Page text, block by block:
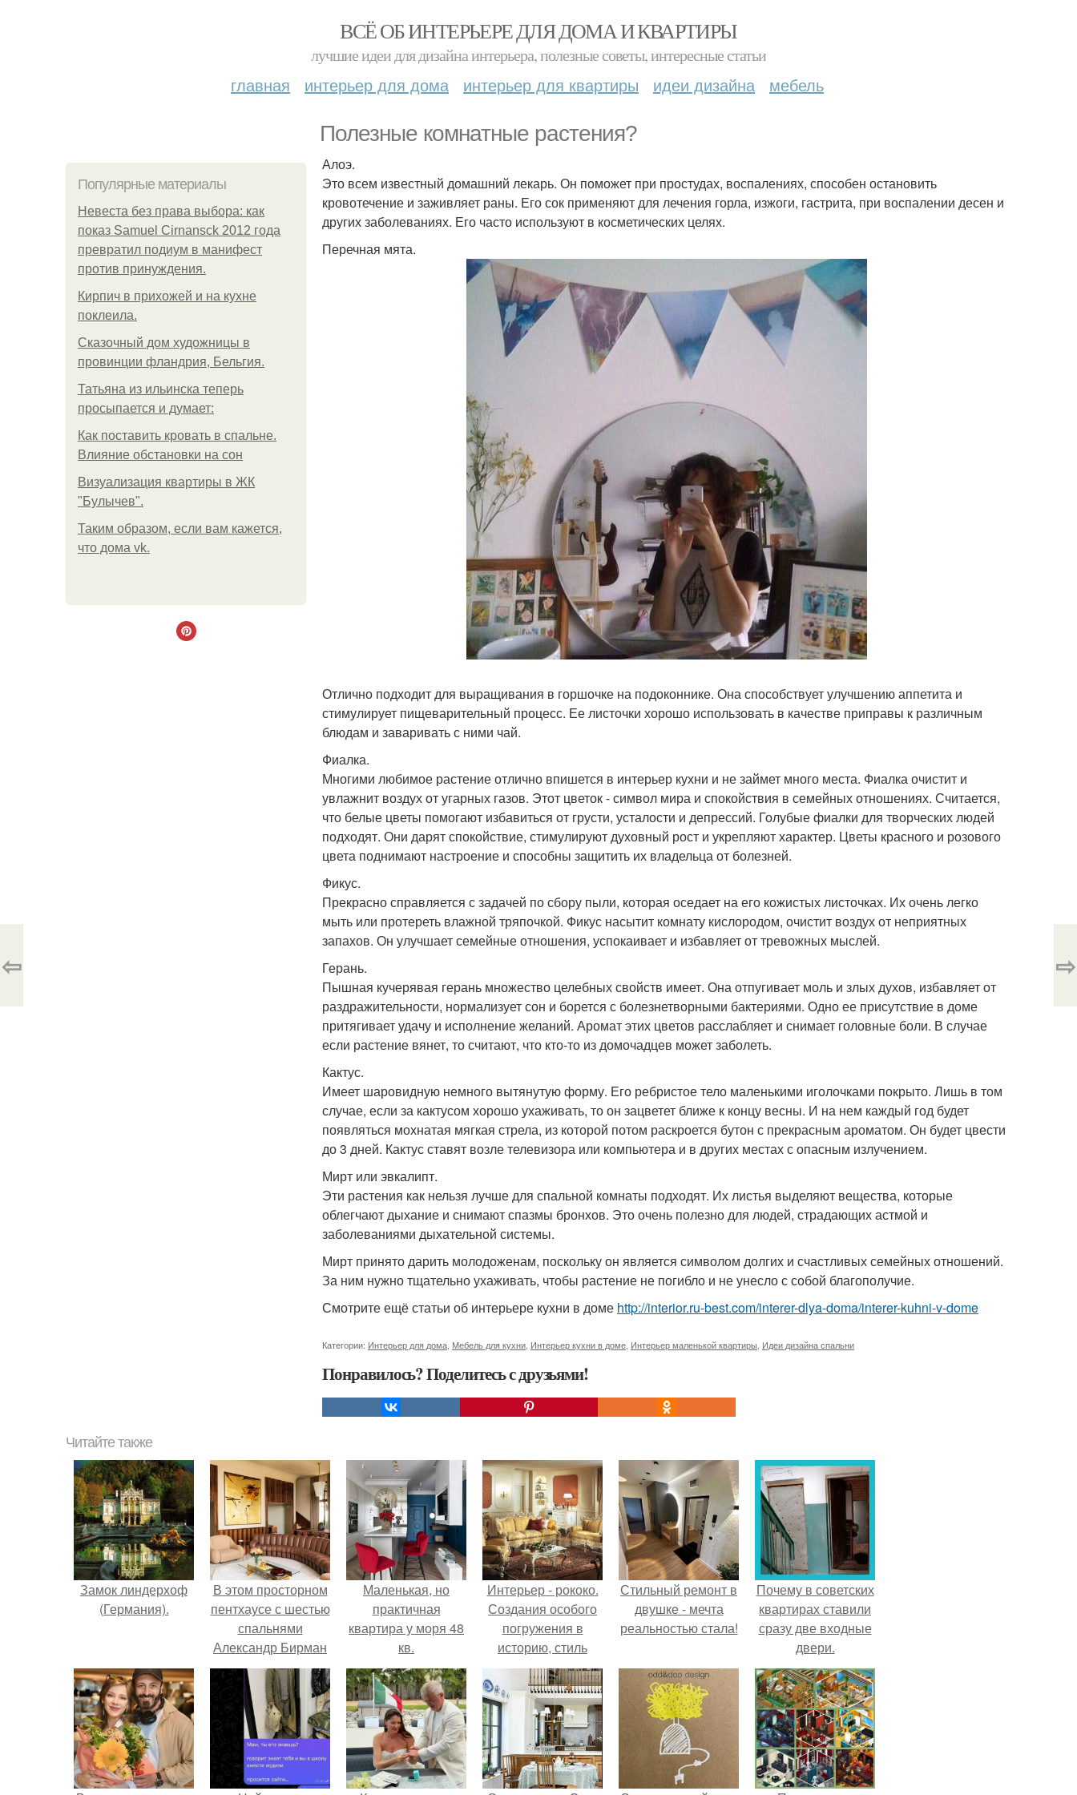
ВСЁ ОБ ИНТЕРЬЕРЕ ДЛЯ ДОМА И КВАРТИРЫ
лучшие идеи для дизайна интерьера, полезные советы, интересные статьи
главная интерьер для дома интерьер для квартиры идеи дизайна мебель
Полезные комнатные растения?
Популярные материалы
Невеста без права выбора: как
показ Samuel Cirnansck 2012 года
превратил подиум в манифест
против принуждения.
Кирпич в прихожей и на кухне
поклеила.
Сказочный дом художницы в
провинции фландрия, Бельгия.
Татьяна из ильинска теперь
просыпается и думает:
Как поставить кровать в спальне.
Влияние обстановки на сон
Визуализация квартиры в ЖК
"Булычев".
Таким образом, если вам кажется,
что дома vk.
Алоэ.
Это всем известный домашний лекарь. Он поможет при простудах, воспалениях, способен остановить
кровотечение и заживляет раны. Его сок применяют для лечения горла, изжоги, гастрита, при воспалении десен и
других заболеваниях. Его часто используют в косметических целях.
Перечная мята.
Отлично подходит для выращивания в горшочке на подоконнике. Она способствует улучшению аппетита и
стимулирует пищеварительный процесс. Ее листочки хорошо использовать в качестве приправы к различным
блюдам и заваривать с ними чай.
Фиалка.
Многими любимое растение отлично впишется в интерьер кухни и не займет много места. Фиалка очистит и
увлажнит воздух от угарных газов. Этот цветок - символ мира и спокойствия в семейных отношениях. Считается,
что белые цветы помогают избавиться от грусти, усталости и депрессий. Голубые фиалки для творческих людей
подходят. Они дарят спокойствие, стимулируют духовный рост и укрепляют характер. Цветы красного и розового
цвета поднимают настроение и способны защитить их владельца от болезней.
Фикус.
Прекрасно справляется с задачей по сбору пыли, которая оседает на его кожистых листочках. Их очень легко
мыть или протереть влажной тряпочкой. Фикус насытит комнату кислородом, очистит воздух от неприятных
запахов. Он улучшает семейные отношения, успокаивает и избавляет от тревожных мыслей.
Герань.
Пышная кучерявая герань множество целебных свойств имеет. Она отпугивает моль и злых духов, избавляет от
раздражительности, нормализует сон и борется с болезнетворными бактериями. Одно ее присутствие в доме
притягивает удачу и исполнение желаний. Аромат этих цветов расслабляет и снимает головные боли. В случае
если растение вянет, то считают, что кто-то из домочадцев может заболеть.
Кактус.
Имеет шаровидную немного вытянутую форму. Его ребристое тело маленькими иголочками покрыто. Лишь в том
случае, если за кактусом хорошо ухаживать, то он зацветет ближе к концу весны. И на нем каждый год будет
появляться мохнатая мягкая стрела, из которой потом раскроется бутон с прекрасным ароматом. Он будет цвести
до 3 дней. Кактус ставят возле телевизора или компьютера и в других местах с опасным излучением.
Мирт или эвкалипт.
Эти растения как нельзя лучше для спальной комнаты подходят. Их листья выделяют вещества, которые
облегчают дыхание и снимают спазмы бронхов. Это очень полезно для людей, страдающих астмой и
заболеваниями дыхательной системы.
Мирт принято дарить молодоженам, поскольку он является символом долгих и счастливых семейных отношений.
За ним нужно тщательно ухаживать, чтобы растение не погибло и не унесло с собой благополучие.
Смотрите ещё статьи об интерьере кухни в доме http://interior.ru-best.com/interer-dlya-doma/interer-kuhni-v-dome
Категории: Интерьер для дома Мебель для кухни Интерьер кухни в доме Интерьер маленькой квартиры Идеи дизайна спальни
Понравилось? Поделитесь с друзьями!
⇦ ⇨
Читайте также
Замок линдерхоф
(Германия).
В этом просторном
пентхаусе с шестью
спальнями
Александр Бирман
живет со своей
семьей.
Маленькая, но
практичная
квартира у моря 48
кв.
Интерьер - рококо.
Создания особого
погружения в
историю, стиль
дизайна интерьера
- рококо.
Стильный ремонт в
двушке - мечта
реальностью стала!
Почему в советских
квартирах ставили
сразу две входные
двери.